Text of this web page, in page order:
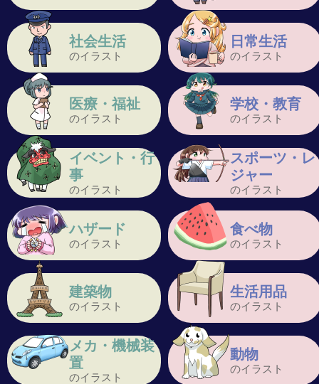
社会生活
のイラスト
日常生活
のイラスト
医療・福祉
のイラスト
学校・教育
のイラスト
イベント・行
事
のイラスト
スポーツ・レ
ジャー
のイラスト
ハザード
のイラスト
食べ物
のイラスト
建築物
のイラスト
生活用品
のイラスト
メカ・機械装
置
のイラスト
動物
のイラスト